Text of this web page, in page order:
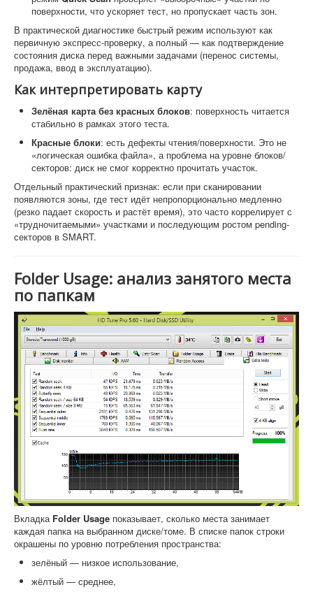
поверхности, что ускоряет тест, но пропускает часть зон.
В практической диагностике быстрый режим используют как
первичную экспресс-проверку, а полный — как подтверждение
состояния диска перед важными задачами (перенос системы,
продажа, ввод в эксплуатацию).
Как интерпретировать карту
Зелёная карта без красных блоков: поверхность читается
стабильно в рамках этого теста.
Красные блоки: есть дефекты чтения/поверхности. Это не
«логическая ошибка файла», а проблема на уровне блоков/
секторов: диск не смог корректно прочитать участок.
Отдельный практический признак: если при сканировании
появляются зоны, где тест идёт непропорционально медленно
(резко падает скорость и растёт время), это часто коррелирует с
«трудночитаемыми» участками и последующим ростом pending-
секторов в SMART.
Folder Usage: анализ занятого места
по папкам
Вкладка Folder Usage показывает, сколько места занимает
каждая папка на выбранном диске/томе. В списке папок строки
окрашены по уровню потребления пространства:
зелёный — низкое использование,
жёлтый — среднее,